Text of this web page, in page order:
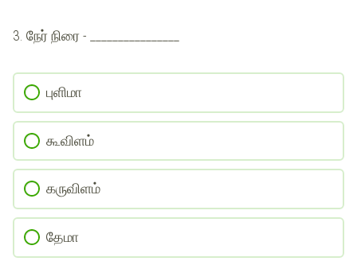
3. நேர் நிரை - ________________
புளிமா
கூவிளம்
கருவிளம்
தேமா